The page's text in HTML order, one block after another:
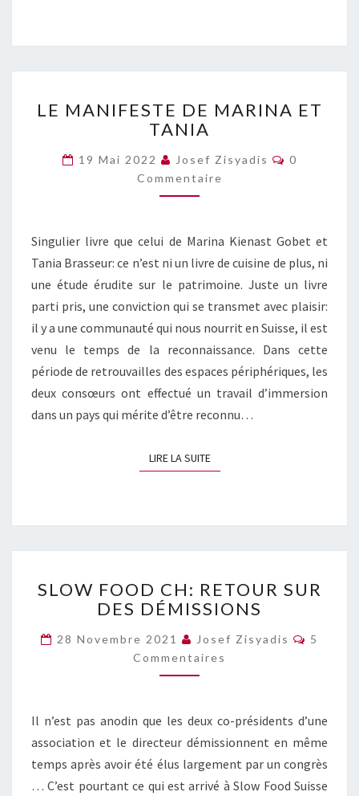
MANIFESTE
DE
ET
TANIA
LE MANIFESTE DE MARINA ET
TANIA
19 Mai 2022 Josef Zisyadis
0
Commentaire
Singulier livre que celui de Marina Kienast Gobet et
Tania Brasseur: ce n’est ni un livre de cuisine de plus, ni
une étude érudite sur le patrimoine. Juste un livre
parti pris, une conviction qui se transmet avec plaisir:
il y a une communauté qui nous nourrit en Suisse, il est
venu le temps de la reconnaissance. Dans cette
période de retrouvailles des espaces périphériques, les
deux consœurs ont effectué un travail d’immersion
dans un pays qui mérite d’être reconnu…
LIRE LA SUITELIRE LA SUITE
FOOD
CH:
SUR
DES
DÉMISSIONS
SLOW FOOD CH: RETOUR SUR
DES DÉMISSIONS
28 Novembre 2021 Josef Zisyadis
5
Commentaires
Il n’est pas anodin que les deux co-présidents d’une
association et le directeur démissionnent en même
temps après avoir été élus largement par un congrès
… C’est pourtant ce qui est arrivé à Slow Food Suisse